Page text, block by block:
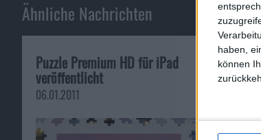
haben,
können
Ähnliche Nachrichten
Puzzle Premium HD für iPad
veröffentlicht
06.01.2011